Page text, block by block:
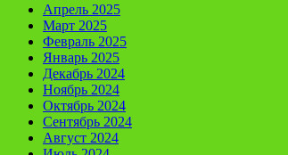
Апрель 2025
Март 2025
Февраль 2025
Январь 2025
Декабрь 2024
Ноябрь 2024
Октябрь 2024
Сентябрь 2024
Август 2024